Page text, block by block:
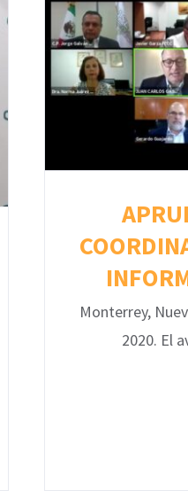
Monterrey,
2020. El